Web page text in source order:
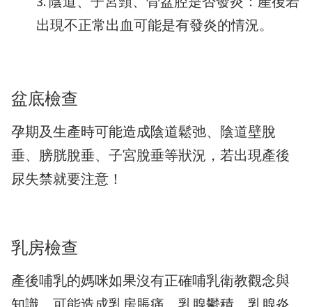
出現不正常出血可能是有發炎的情況。
盆底檢查
孕期及生產時可能造成陰道鬆弛、陰道壁脫
垂、膀胱脫垂、子宮脫垂等狀況，若出現產後
尿失禁就要注意！
乳房檢查
產後哺乳的媽咪如果沒有正確哺乳衛教觀念與